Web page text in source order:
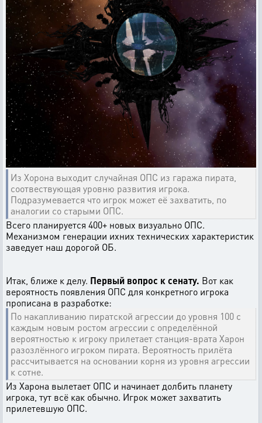
Из Хорона выходит случайная ОПС из гаража пирата,
соотвествующая уровню развития игрока.
Подразумевается что игрок может её захватить, по
аналогии со старыми ОПС.
Всего планируется 400+ новых визуально ОПС.
Механизмом генерации ихних технических характеристик
заведует наш дорогой ОБ.
Итак, ближе к делу. Первый вопрос к сенату. Вот как
вероятность появления ОПС для конкретного игрока
прописана в разработке:
По накапливанию пиратской агрессии до уровня 100 с
каждым новым ростом агрессии с определённой
вероятностью к игроку прилетает станция-врата Харон
разозлённого игроком пирата. Вероятность прилёта
рассчитывается на основании корня из уровня агрессии
к сотне.
Из Харона вылетает ОПС и начинает долбить планету
игрока, тут всё как обычно. Игрок может захватить
прилетевшую ОПС.